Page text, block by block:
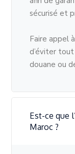
sécurisé et
Faire appel
d’éviter
douane ou
Est-ce que
Maroc ?